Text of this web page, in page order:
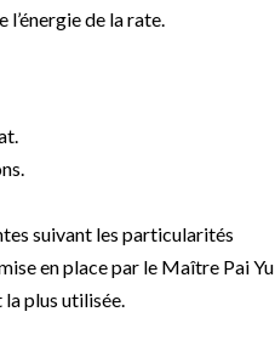
de la rate.
suivant les particularités
en place par le Maître Pai Yu
la plus utilisée.